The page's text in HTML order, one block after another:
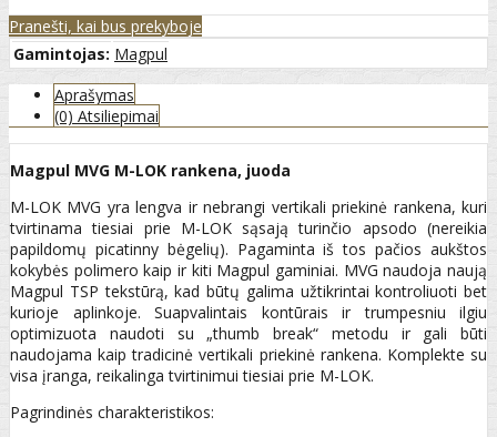
Pranešti, kai bus prekyboje
Gamintojas: Magpul
Aprašymas
(0) Atsiliepimai
Magpul MVG M-LOK rankena, juoda
M-LOK MVG yra lengva ir nebrangi vertikali priekinė rankena, kuri
tvirtinama tiesiai prie M-LOK sąsają turinčio apsodo (nereikia
papildomų picatinny bėgelių). Pagaminta iš tos pačios aukštos
kokybės polimero kaip ir kiti Magpul gaminiai. MVG naudoja naują
Magpul TSP tekstūrą, kad būtų galima užtikrintai kontroliuoti bet
kurioje aplinkoje. Suapvalintais kontūrais ir trumpesniu ilgiu
optimizuota naudoti su „thumb break“ metodu ir gali būti
naudojama kaip tradicinė vertikali priekinė rankena. Komplekte su
visa įranga, reikalinga tvirtinimui tiesiai prie M-LOK.
Pagrindinės charakteristikos: